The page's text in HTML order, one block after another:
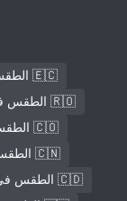
🇪🇨 الطقس في كيتو
🇷🇴 الطقس في بوخارست
🇨🇴 الطقس في كالي
🇨🇳 الطقس في هانغتشو
🇨🇩 الطقس في Mbuji-Mayi